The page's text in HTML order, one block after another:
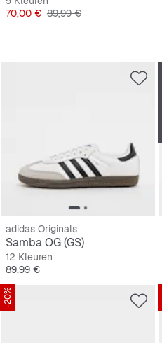
Prijs
70,00 € Originele Prijs
89,99 €
adidas Originals
Samba OG (GS)
12 Kleuren
Prijs
89,99 €
-20%